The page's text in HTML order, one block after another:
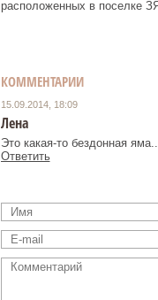
расположенных в поселке
КОММЕНТАРИИ
15.09.2014, 18:09
Лена
Это какая-то бездонная яма..
Ответить